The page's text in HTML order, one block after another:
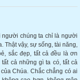
người chúng ta chỉ là người
Thật vậy, sự sống, tài năng,
sắc đẹp, tất cả đều là ơn
cả những gì ta có, tất cả
Chúa. Chắc chẳng có ai